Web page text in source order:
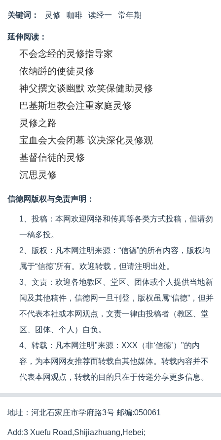
关键词： 灵修 咖啡 读经一 常年期
延伸阅读：
不会念经的灵修指导家
依纳爵的使徒灵修
神父撰文谈幽默 欢笑保健助灵修
巴基斯坦教会注重家庭灵修
灵修之路
宝血会大会闭幕 议决深化灵修观
基督信徒的灵修
沉思灵修
信德网版权与免责声明：
1、投稿：本网欢迎网络和传真等各类方式投稿，但请勿
一稿多投。
2、版权：凡本网注明来源：“信德”的所有内容，版权均
属于“信德”所有。欢迎转载，但请注明出处。
3、文责：欢迎各地教区、堂区、团体或个人提供当地新
闻及其他稿件，信德网一旦刊登，版权虽属“信德”，但并
不代表本社或本网观点，文责一律由投稿者（教区、堂
区、团体、个人）自负。
4、转载：凡本网注明"来源：XXX（非‘信德’）"的内
容，为本网网友推荐而转载自其他媒体。转载内容并不
代表本网观点，转载的目的只在于传递分享更多信息。
地址：河北石家庄市学府路3号 邮编:050061
Add:3 Xuefu Road,Shijiazhuang,Hebei;